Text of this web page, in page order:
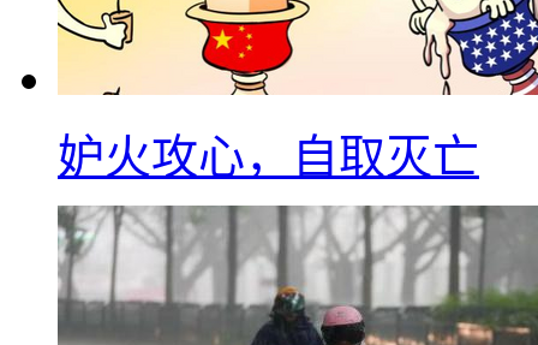
妒火攻心，自取灭亡